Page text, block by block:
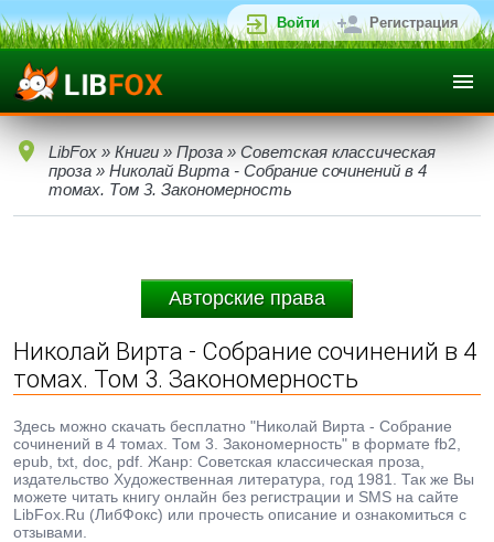
Войти Регистрация
LibFox » Книги » Проза » Советская классическая
проза » Николай Вирта - Собрание сочинений в 4
томах. Том 3. Закономерность
Авторские права
Николай Вирта - Собрание сочинений в 4
томах. Том 3. Закономерность
Здесь можно скачать бесплатно "Николай Вирта - Собрание
сочинений в 4 томах. Том 3. Закономерность" в формате fb2,
epub, txt, doc, pdf. Жанр: Советская классическая проза,
издательство Художественная литература, год 1981. Так же Вы
можете читать книгу онлайн без регистрации и SMS на сайте
LibFox.Ru (ЛибФокс) или прочесть описание и ознакомиться с
отзывами.